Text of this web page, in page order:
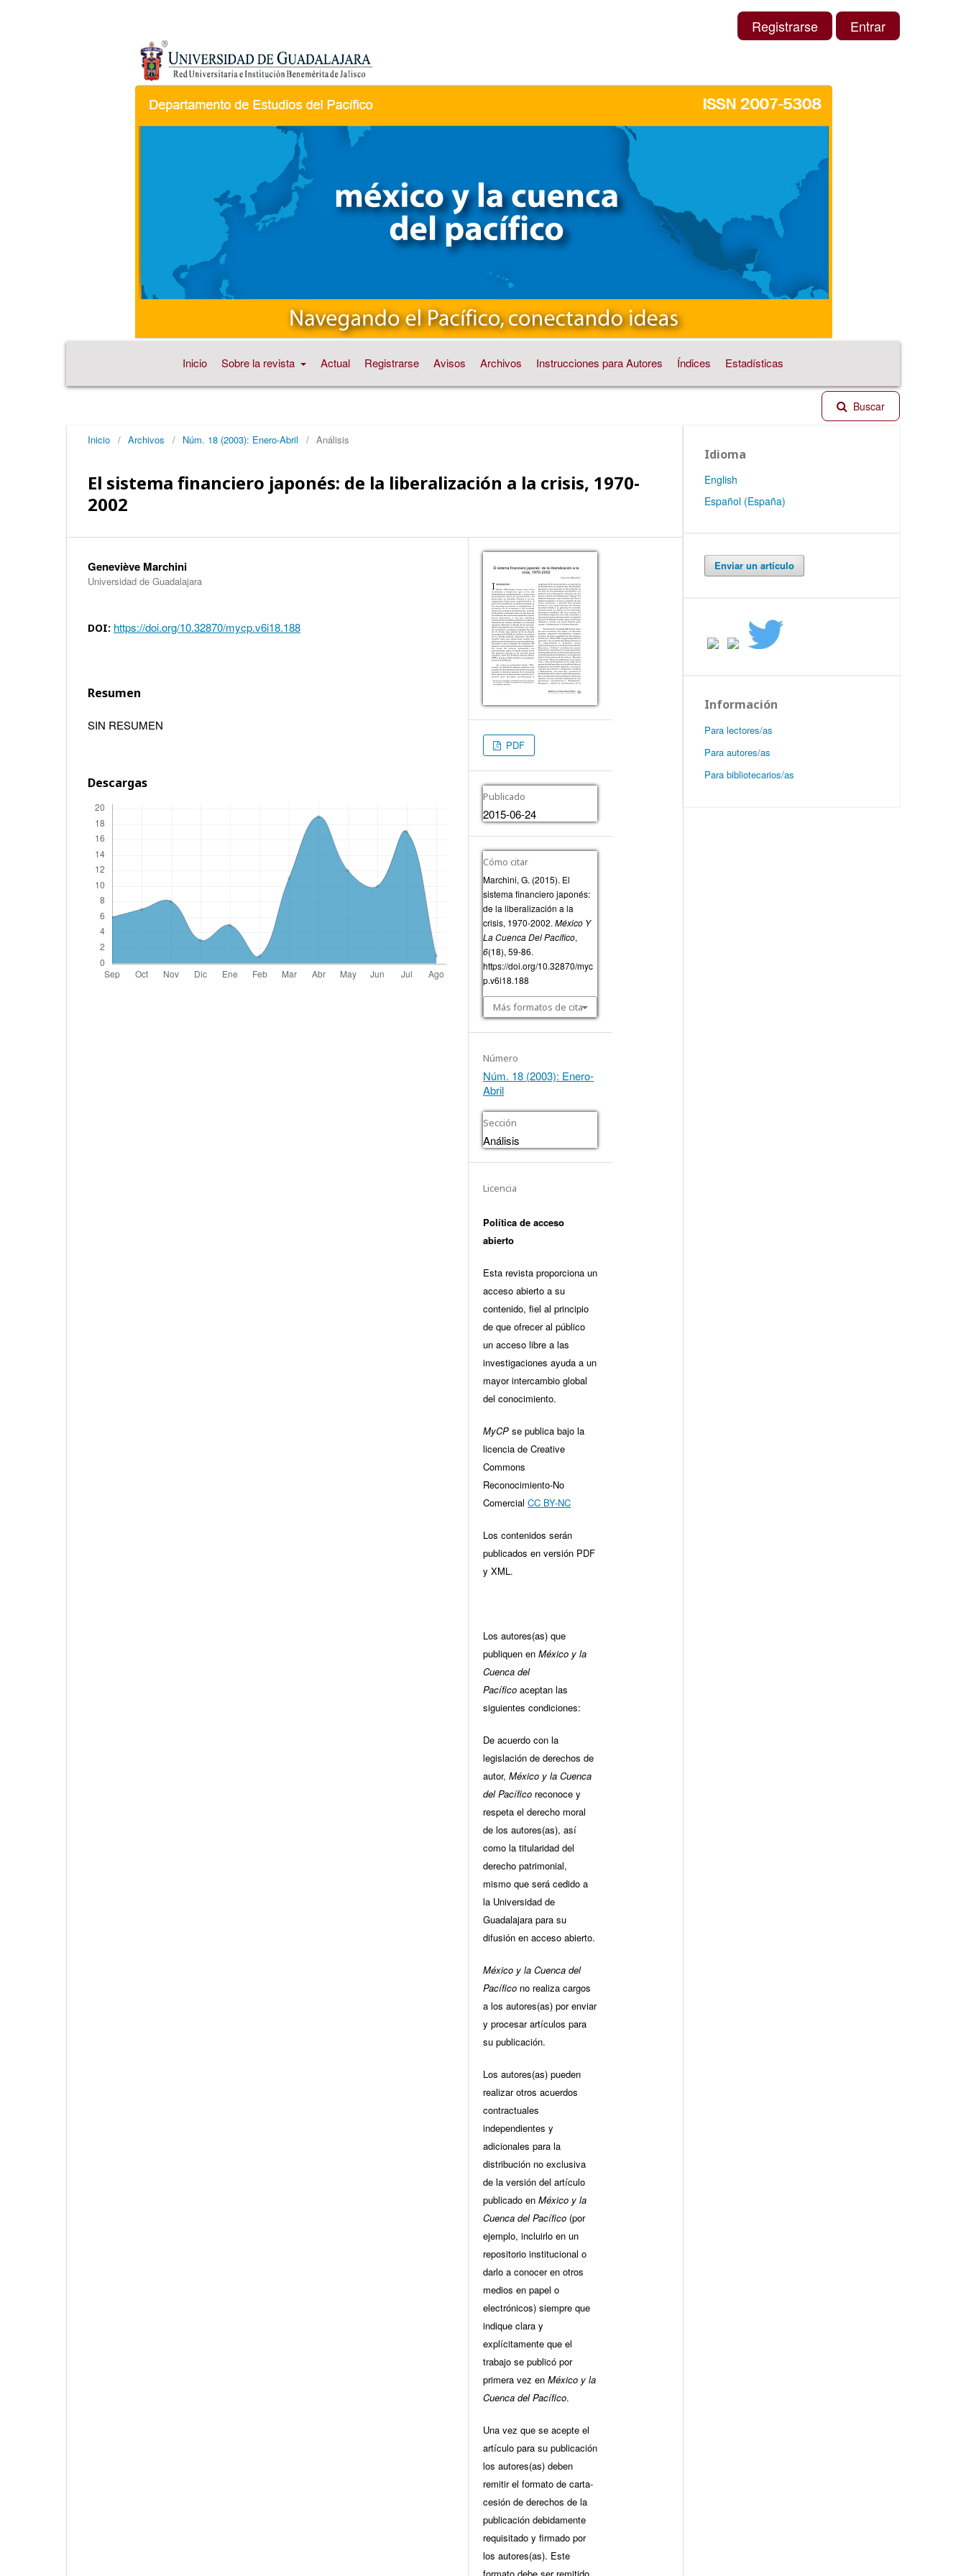
Inicio Sobre la revista Actual Registrarse Avisos Archivos Instrucciones para Autores Índices Estadísticas
Buscar
Registrarse Entrar
Inicio / Archivos / Núm. 18 (2003): Enero-Abril / Análisis
El sistema financiero japonés: de la liberalización a la crisis, 1970-
2002
Geneviève Marchini
Universidad de Guadalajara
DOI: https://doi.org/10.32870/mycp.v6i18.188
Resumen
SIN RESUMEN
Descargas
PDF
Publicado
2015-06-24
Cómo citar
Marchini, G. (2015). El
sistema financiero japonés:
de la liberalización a la
crisis, 1970-2002. México Y
La Cuenca Del Pacífico,
6(18), 59-86.
https://doi.org/10.32870/myc
p.v6i18.188
Más formatos de cita
Número
Núm. 18 (2003): Enero-
Abril
Sección
Análisis
Licencia
Política de acceso
abierto
Esta revista proporciona un
acceso abierto a su
contenido, fiel al principio
de que ofrecer al público
un acceso libre a las
investigaciones ayuda a un
mayor intercambio global
del conocimiento.
MyCP se publica bajo la
licencia de Creative
Commons
Reconocimiento-No
Comercial CC BY-NC
Los contenidos serán
publicados en versión PDF
y XML.
Los autores(as) que
publiquen en México y la
Cuenca del
Pacífico aceptan las
siguientes condiciones:
De acuerdo con la
legislación de derechos de
autor, México y la Cuenca
del Pacífico reconoce y
respeta el derecho moral
de los autores(as), así
como la titularidad del
derecho patrimonial,
mismo que será cedido a
la Universidad de
Guadalajara para su
difusión en acceso abierto.
México y la Cuenca del
Pacífico no realiza cargos
a los autores(as) por enviar
y procesar artículos para
su publicación.
Los autores(as) pueden
realizar otros acuerdos
contractuales
independientes y
adicionales para la
distribución no exclusiva
de la versión del artículo
publicado en México y la
Cuenca del Pacífico (por
ejemplo, incluirlo en un
repositorio institucional o
darlo a conocer en otros
medios en papel o
electrónicos) siempre que
indique clara y
explícitamente que el
trabajo se publicó por
primera vez en México y la
Cuenca del Pacífico.
Una vez que se acepte el
artículo para su publicación
los autores(as) deben
remitir el formato de carta-
cesión de derechos de la
publicación debidamente
requisitado y firmado por
los autores(as). Este
Idioma
English
Español (España)
Enviar un artículo
Información
Para lectores/as
Para autores/as
Para bibliotecarios/as